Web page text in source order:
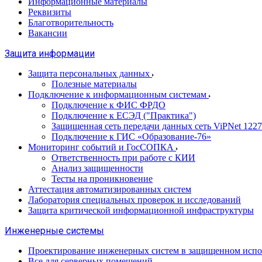
Реквизиты
Благотворительность
Вакансии
Защита информации
Защита персональных данных
Полезные материалы
Подключение к информационным системам
Подключение к ФИС ФРДО
Подключение к ЕСЭД ("Практика")
Защищенная сеть передачи данных сеть ViPNet 1227
Подключение к ГИС «Образование-76»
Мониторинг событий и ГосСОПКА
Ответственность при работе с КИИ
Анализ защищенности
Тесты на проникновение
Аттестация автоматизированных систем
Лаборатория специальных проверок и исследований
Защита критической информационной инфраструктуры
Инженерные системы
Проектирование инженерных систем в защищенном